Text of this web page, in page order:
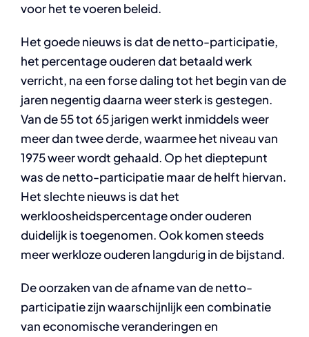
voor het te voeren beleid.
Het goede nieuws is dat de netto-participatie,
het percentage ouderen dat betaald werk
verricht, na een forse daling tot het begin van de
jaren negentig daarna weer sterk is gestegen.
Van de 55 tot 65 jarigen werkt inmiddels weer
meer dan twee derde, waarmee het niveau van
1975 weer wordt gehaald. Op het dieptepunt
was de netto-participatie maar de helft hiervan.
Het slechte nieuws is dat het
werkloosheidspercentage onder ouderen
duidelijk is toegenomen. Ook komen steeds
meer werkloze ouderen langdurig in de bijstand.
De oorzaken van de afname van de netto-
participatie zijn waarschijnlijk een combinatie
van economische veranderingen en